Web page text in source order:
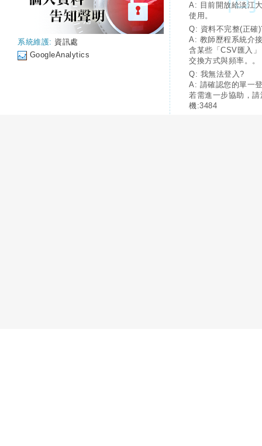
系統維護: 資訊處
GoogleAnalytics
A: 目前開放給淡江
使用。
Q: 資料不完整(正確
A: 教師歷程系統介
含某些「CSV匯入
交換方式與頻率。。
Q: 我無法登入?
A: 請確認您的單一
若需進一步協助，
機:3484